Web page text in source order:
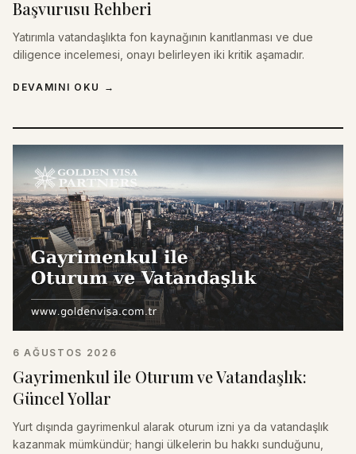
Başvurusu Rehberi
Yatırımla vatandaşlıkta fon kaynağının kanıtlanması ve due
diligence incelemesi, onayı belirleyen iki kritik aşamadır.
DEVAMINI OKU →
6 AĞUSTOS 2026
Gayrimenkul ile Oturum ve Vatandaşlık:
Güncel Yollar
Yurt dışında gayrimenkul alarak oturum izni ya da vatandaşlık
kazanmak mümkündür; hangi ülkelerin bu hakkı sunduğunu,